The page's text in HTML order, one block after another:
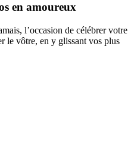
en amoureux
l’occasion de célébrer votre
le vôtre, en y glissant vos plus